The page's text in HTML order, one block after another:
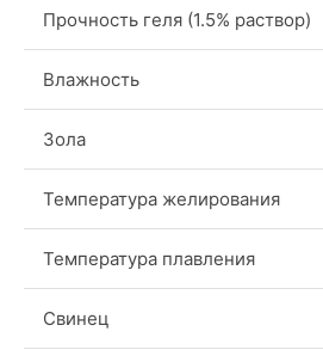
Прочность геля (1.5% раствор)
Влажность
Зола
Температура желирования
Температура плавления
Свинец